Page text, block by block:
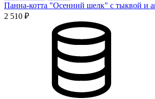
Панна-котта "Осенний шелк" с тыквой и
2 510 ₽